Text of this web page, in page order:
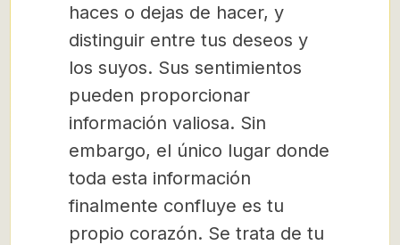
haces o dejas de hacer, y
distinguir entre tus deseos y
los suyos. Sus sentimientos
pueden proporcionar
información valiosa. Sin
embargo, el único lugar donde
toda esta información
finalmente confluye es tu
propio corazón. Se trata de tu